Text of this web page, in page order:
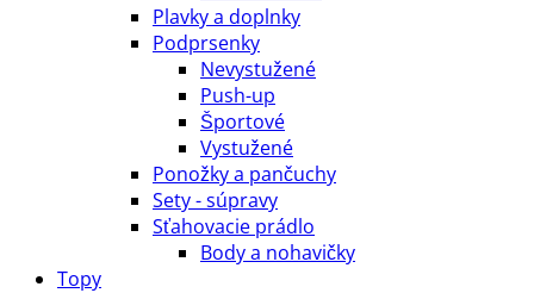
Plavky a doplnky
Podprsenky
Nevystužené
Push-up
Športové
Vystužené
Ponožky a pančuchy
Sety - súpravy
Sťahovacie prádlo
Body a nohavičky
Topy